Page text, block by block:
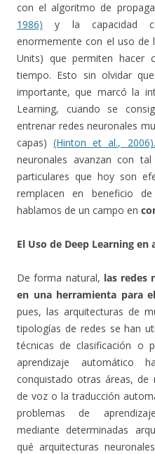
con el algoritmo de
1986) y la capacidad
enormemente con el uso de
Units) que permiten hacer
tiempo. Esto sin olvidar
importante, que marcó la
Learning, cuando se
entrenar redes neuronales
capas)(Hinton et al., 2006).
neuronales avanzan con
particulares que hoy son
remplacen en beneficio
hablamos de un campo en
El Uso de Deep Learning
De forma natural, las redes
en una herramienta para
pues, las arquitecturas de
tipologías de redes se han
técnicas de clasificación o
aprendizaje automático
conquistado otras áreas, de
de voz o la traducción
problemas de
mediante determinadas
qué arquitecturas